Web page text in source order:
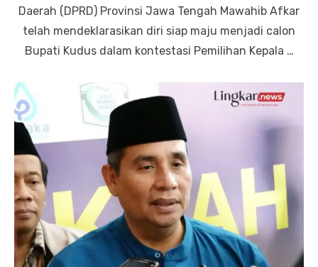
Daerah (DPRD) Provinsi Jawa Tengah Mawahib Afkar
telah mendeklarasikan diri siap maju menjadi calon
Bupati Kudus dalam kontestasi Pemilihan Kepala …